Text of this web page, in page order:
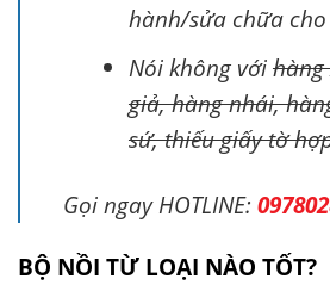
hành/sửa chữa cho
Nói không vớihàng
giả, hàng nhái,
sứ, thiếu giấy tờ
Gọi ngay HOTLINE:
BỘ NỒI TỪ LOẠI NÀO TỐT?